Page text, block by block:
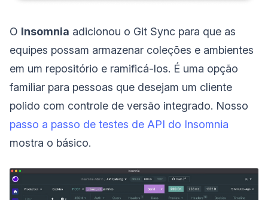
O Insomnia adicionou o Git Sync para que as
equipes possam armazenar coleções e ambientes
em um repositório e ramificá-los. É uma opção
familiar para pessoas que desejam um cliente
polido com controle de versão integrado. Nosso
passo a passo de testes de API do Insomnia
mostra o básico.